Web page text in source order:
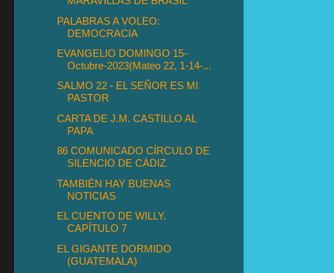
PALABRAS A VOLEO:
DEMOCRACIA
EVANGELIO DOMINGO 15-
Octubre-2023(Mateo 22, 1-14-...
SALMO 22 - EL SEÑOR ES MI
PASTOR
CARTA DE J.M. CASTILLO AL
PAPA
86 COMUNICADO CÍRCULO DE
SILENCIO DE CÁDIZ
TAMBIÉN HAY BUENAS
NOTICIAS
EL CUENTO DE WILLY.
CAPÍTULO 7
EL GIGANTE DORMIDO
(GUATEMALA)